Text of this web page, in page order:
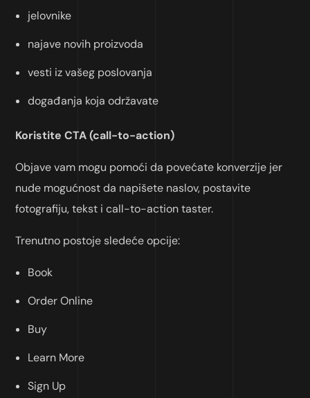
jelovnike
najave novih proizvoda
vesti iz vašeg poslovanja
događanja koja održavate
Koristite CTA (call-to-action)
Objave vam mogu pomoći da povećate konverzije jer
nude mogućnost da napišete naslov, postavite
fotografiju, tekst i call-to-action taster.
Trenutno postoje sledeće opcije:
Book
Order Online
Buy
Learn More
Sign Up